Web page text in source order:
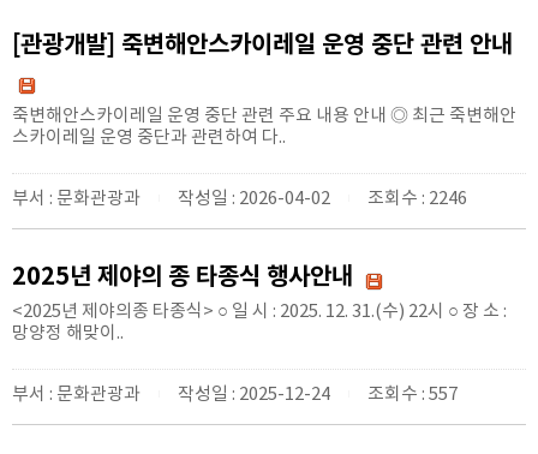
[관광개발] 죽변해안스카이레일 운영 중단 관련 안내
죽변해안스카이레일 운영 중단 관련 주요 내용 안내 ◎ 최근 죽변해안
스카이레일 운영 중단과 관련하여 다..
부서 : 문화관광과 작성일 : 2026-04-02 조회수 : 2246
2025년 제야의 종 타종식 행사안내
<2025년 제야의종 타종식> ○ 일 시 : 2025. 12. 31.(수) 22시 ○ 장 소 :
망양정 해맞이..
부서 : 문화관광과 작성일 : 2025-12-24 조회수 : 557